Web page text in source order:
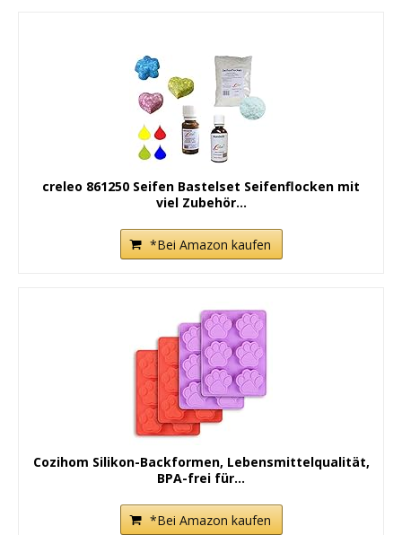
creleo 861250 Seifen Bastelset Seifenflocken mit
viel Zubehör...
*Bei Amazon kaufen
Cozihom Silikon-Backformen, Lebensmittelqualität,
BPA-frei für...
*Bei Amazon kaufen